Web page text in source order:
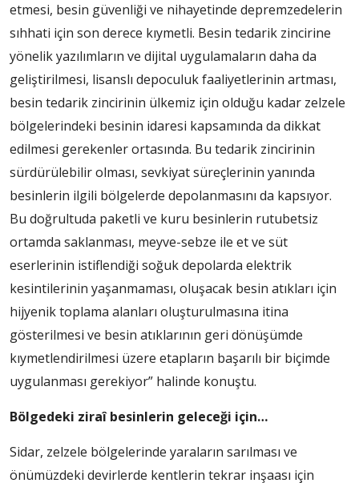
etmesi, besin güvenliği ve nihayetinde depremzedelerin
sıhhati için son derece kıymetli. Besin tedarik zincirine
yönelik yazılımların ve dijital uygulamaların daha da
geliştirilmesi, lisanslı depoculuk faaliyetlerinin artması,
besin tedarik zincirinin ülkemiz için olduğu kadar zelzele
bölgelerindeki besinin idaresi kapsamında da dikkat
edilmesi gerekenler ortasında. Bu tedarik zincirinin
sürdürülebilir olması, sevkiyat süreçlerinin yanında
besinlerin ilgili bölgelerde depolanmasını da kapsıyor.
Bu doğrultuda paketli ve kuru besinlerin rutubetsiz
ortamda saklanması, meyve-sebze ile et ve süt
eserlerinin istiflendiği soğuk depolarda elektrik
kesintilerinin yaşanmaması, oluşacak besin atıkları için
hijyenik toplama alanları oluşturulmasına itina
gösterilmesi ve besin atıklarının geri dönüşümde
kıymetlendirilmesi üzere etapların başarılı bir biçimde
uygulanması gerekiyor” halinde konuştu.
Bölgedeki ziraî besinlerin geleceği için…
Sidar, zelzele bölgelerinde yaraların sarılması ve
önümüzdeki devirlerde kentlerin tekrar inşaası için